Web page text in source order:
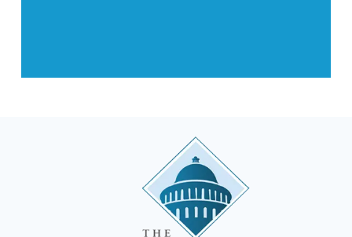
وبريطانيا